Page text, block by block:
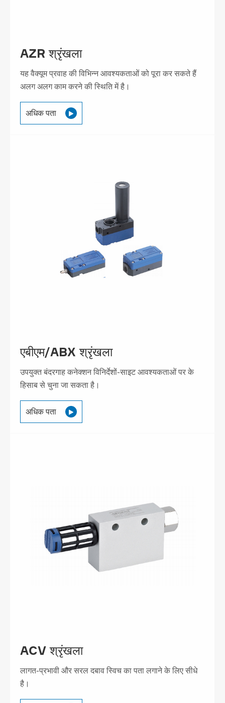
AZR श्रृंखला
यह वैक्यूम प्रवाह की विभिन्न आवश्यकताओं को पूरा कर सकते हैं
अलग अलग काम करने की स्थिति में है।
अधिक पता 
एबीएम/ABX श्रृंखला
उपयुक्त बंदरगाह कनेक्शन विनिर्देशों-साइट आवश्यकताओं पर के
हिसाब से चुना जा सकता है।
अधिक पता 
ACV श्रृंखला
लागत-प्रभावी और सरल दबाव स्विच का पता लगाने के लिए सीधे
है।